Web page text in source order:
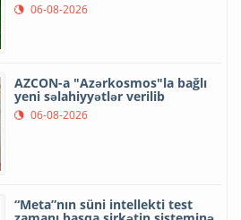
06-08-2026
AZCON-a "Azərkosmos"la bağlı
yeni səlahiyyətlər verilib
06-08-2026
“Meta”nın süni intellekti test